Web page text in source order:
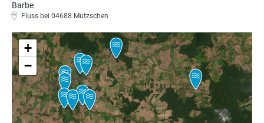
Barbe
Fluss bei 04688 Mutzschen
+
−